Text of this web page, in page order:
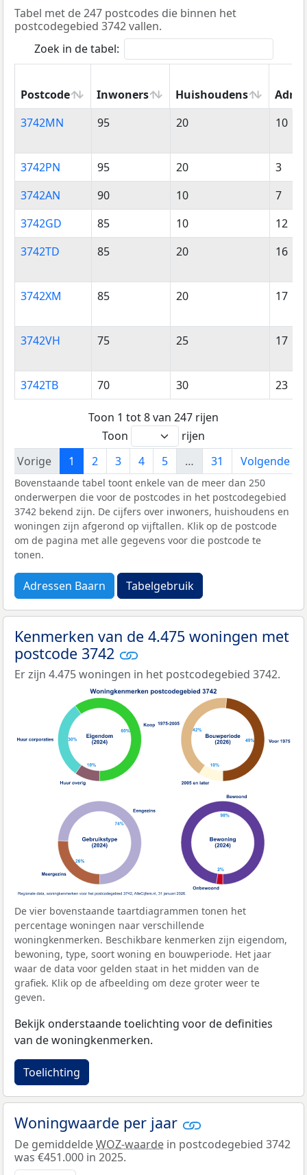
Tabel met de 247 postcodes die binnen het
postcodegebied 3742 vallen.
Zoek in de tabel:
Postcode Inwoners Huishoudens
Postcode
Inwoners Huishoudens
3742MN 95 20 10
3742PN 95 20
3
3742AN
90 10
7
3742GD
85 10
12
3742TD
85 20 16
3742XM 85 20 17
3742VH 75 25 17
3742TB 70 30 23
Toon 1 tot 8 van 247 rijen
Toon
rijen
Vorige
1 2 3 4 5 … 31 Volgende
Bovenstaande tabel toont enkele van de meer dan 250
onderwerpen die voor de postcodes in het postcodegebied
3742 bekend zijn. De cijfers over inwoners, huishoudens en
woningen zijn afgerond op vijftallen. Klik op de postcode
om de pagina met alle gegevens voor die postcode te
tonen.
Adressen Baarn Tabelgebruik
Kenmerken van de 4.475 woningen met
postcode 3742
Er zijn 4.475 woningen in het postcodegebied 3742.
De vier bovenstaande taartdiagrammen tonen het
percentage woningen naar verschillende
woningkenmerken. Beschikbare kenmerken zijn eigendom,
bewoning, type, soort woning en bouwperiode. Het jaar
waar de data voor gelden staat in het midden van de
grafiek. Klik op de afbeelding om deze groter weer te
geven.
Bekijk onderstaande toelichting voor de definities
van de woningkenmerken.
Toelichting
Woningwaarde per jaar
De gemiddeldeWOZ-waarde in postcodegebied 3742
was €451.000 in 2025.